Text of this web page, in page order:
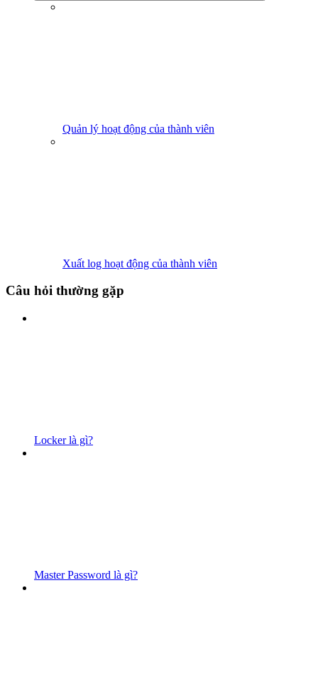
Quản lý hoạt động của thành viên
Xuất log hoạt động của thành viên
Câu hỏi thường gặp
Locker là gì?
Master Password là gì?